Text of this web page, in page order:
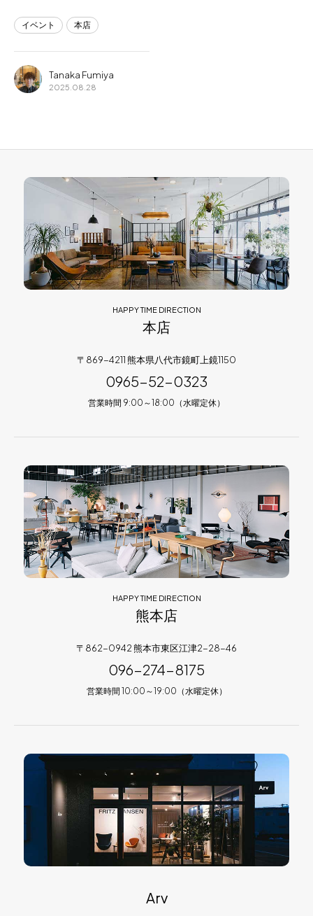
イベント 本店
Tanaka Fumiya
2025.08.28
HAPPY TIME DIRECTION
本店
〒869-4211 熊本県八代市鏡町上鏡1150
0965-52-0323
営業時間 9:00～18:00（水曜定休）
HAPPY TIME DIRECTION
熊本店
〒862-0942 熊本市東区江津2-28-46
096-274-8175
営業時間 10:00～19:00（水曜定休）
Arv